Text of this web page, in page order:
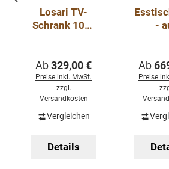
Losari TV-
Schrank 100-
s Teakholz
Regulärer Preis:
Ab329,00 €
Preise inkl. MwSt.
zzgl.
Versandkosten
Vergleichen
Details
- aus
Ab
Preise